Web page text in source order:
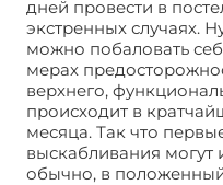
дней провести в
экстренных случаях.
можно побаловать
мерах
верхнего,
происходит в
месяца. Так что
выскабливания могут
обычно, в